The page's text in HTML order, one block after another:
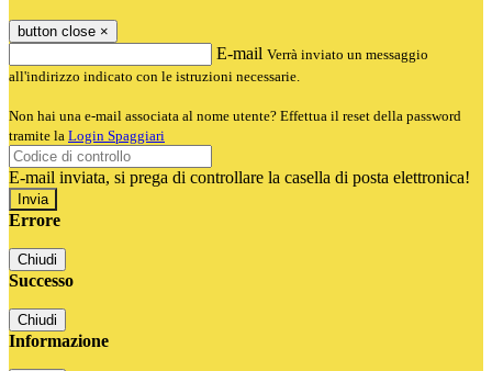
button close ×
E-mail Verrà inviato un messaggio
all'indirizzo indicato con le istruzioni necessarie.
Non hai una e-mail associata al nome utente? Effettua il reset della password
tramite la Login Spaggiari
E-mail inviata, si prega di controllare la casella di posta elettronica!
Errore
Chiudi
Successo
Chiudi
Informazione